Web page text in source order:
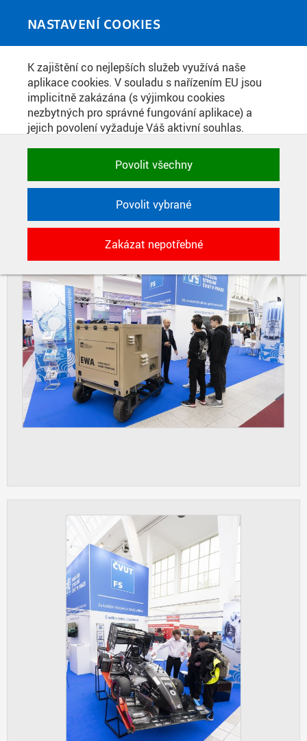
NASTAVENÍ COOKIES
K zajištění co nejlepších služeb využívá naše
aplikace cookies. V souladu s nařízením EU jsou
implicitně zakázána (s výjimkou cookies
nezbytných pro správné fungování aplikace) a
jejich povolení vyžaduje Váš aktivní souhlas.
zakázat, případně vybrat a povolit cookies podle
kategorie. Svoje rozhodnutí můžete samozřejmě
kdykoli změnit.
POTŘEBNÉ
Technické cookies využívané aplikacemi
ČVUT pro uchování jejich nastavení,
vlastností a identifikátorů relace. Jsou
nezbytné pro správné fungování a jsou
vždy aktivní.
ANALYTICKÉ
Slouží pro získávání anonymizovaných
statistických údajů, které nám pomáhají
vylepšovat naše aplikace. Zpravidla jde o
cookies systémů třetích stran, které k
těmto účelům využíváme.
Využívané za účelem zobrazení
Vašich preferencí. Zpravidla jde o
cookies systémů třetích stran, které nám
s analýzou uživatelského chování
pomáhají.
OSTATNÍ
Cookies, které aplikace nedokáže zařadit.
Naším cílem je, aby tato kategorie
zůstala prázdná a všechny cookies byly
přiřazeny do některé z kategorií
uvedených výše.
Povolit všechny
Povolit vybrané
Zakázat nepotřebné
MEDIATÉKA
You are here
Home Fotografie
STÁNEK FAKULTY STROJNÍ NA MSV
2025
CIHLY